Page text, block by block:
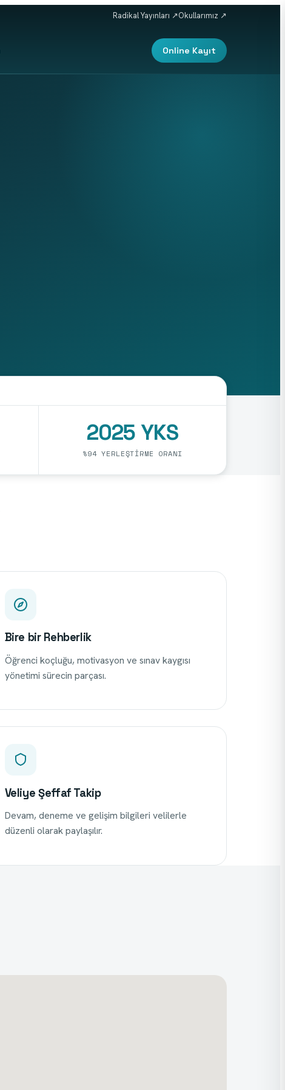
Radikal Yayınları ↗Okullarımız ↗
Online Kayıt
2025 YKS
%94 YERLEŞTIRME ORANI
Bire bir Rehberlik
Öğrenci koçluğu, motivasyon ve sınav kaygısı
yönetimi sürecin parçası.
Veliye Şeffaf Takip
Devam, deneme ve gelişim bilgileri velilerle
düzenli olarak paylaşılır.